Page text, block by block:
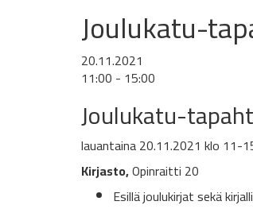
Joulukatu-
20.11.2021
11:00 - 15:00
Joulukatu-
lauantaina 20.11.2021 klo 11-
Kirjasto,Opinraitti 20
Esillä joulukirjat sekä